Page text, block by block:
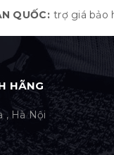
QUỐC trợ giá bảo
HÃNG
, Hà Nội